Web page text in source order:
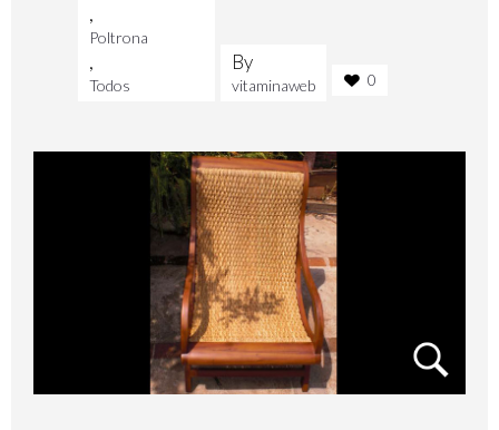
,
Poltrona
,
Todos
By
vitaminaweb 0